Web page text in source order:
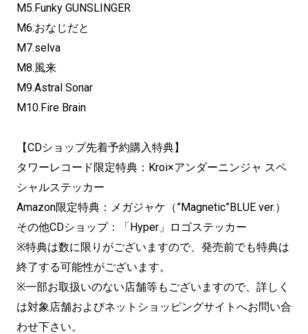
M5.Funky GUNSLINGER
M6.おなじだと
M7.selva
M8.風来
M9.Astral Sonar
M10.Fire Brain
【CDショップ先着予約購入特典】
タワーレコード限定特典：Kroi×アンダーニンジャ スペ
シャルステッカー
Amazon限定特典：メガジャケ（”Magnetic”BLUE ver.）
その他CDショップ：「Hyper」ロゴステッカー
※特典は数に限りがございますので、発売前でも特典は
終了する可能性がございます。
※一部お取扱いのない店舗等もございますので、詳しく
は対象店舗およびネットショッピングサイトへお問い合
わせ下さい。